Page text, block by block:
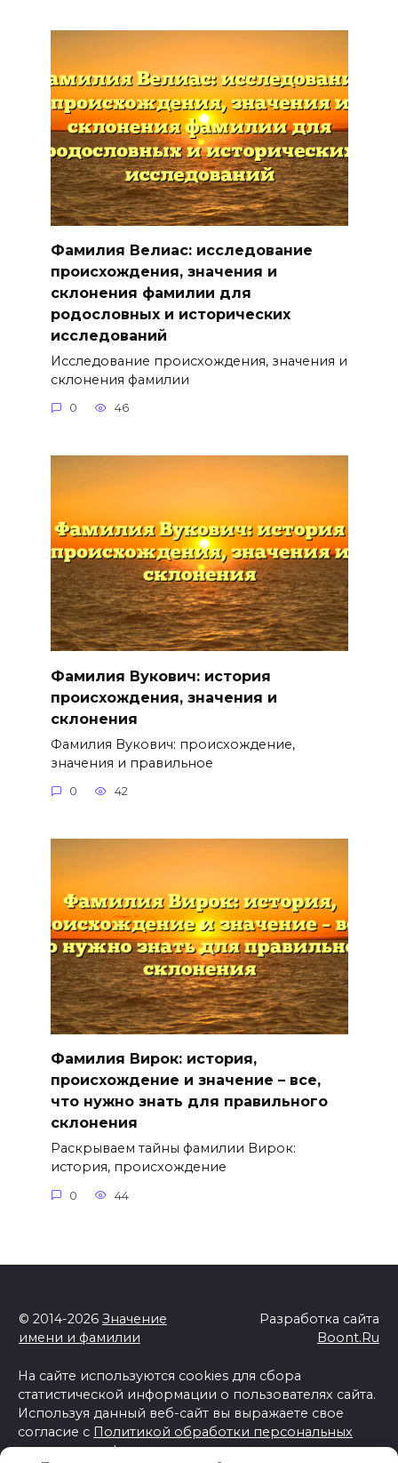
Фамилия Велиас: исследование
происхождения, значения и
склонения фамилии для
родословных и исторических
исследований
Исследование происхождения, значения и
склонения фамилии
0 46
Фамилия Вукович: история
происхождения, значения и
склонения
Фамилия Вукович: происхождение,
значения и правильное
0 42
Фамилия Вирок: история,
происхождение и значение – все,
что нужно знать для правильного
склонения
Раскрываем тайны фамилии Вирок:
история, происхождение
0 44
© 2014-2026 Значение
имени и фамилии
Разработка сайта
Boont.Ru
На сайте используются cookies для сбора
статистической информации о пользователях сайта.
Используя данный веб-сайт вы выражаете свое
согласие с Политикой обработки персональных
данных и конфиденциальности